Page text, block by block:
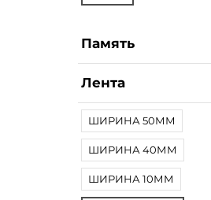
Память
Лента
ШИРИНА 50ММ
ШИРИНА 40ММ
ШИРИНА 10ММ